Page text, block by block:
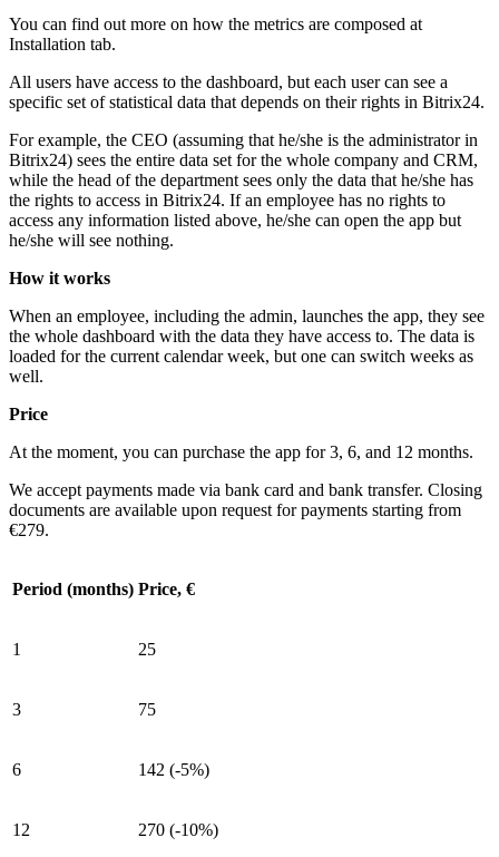
You can find out more on how the metrics are composed at
Installation tab.
All users have access to the dashboard, but each user can see a
specific set of statistical data that depends on their rights in Bitrix24.
For example, the CEO (assuming that he/she is the administrator in
Bitrix24) sees the entire data set for the whole company and CRM,
while the head of the department sees only the data that he/she has
the rights to access in Bitrix24. If an employee has no rights to
access any information listed above, he/she can open the app but
he/she will see nothing.
How it works
When an employee, including the admin, launches the app, they see
the whole dashboard with the data they have access to. The data is
loaded for the current calendar week, but one can switch weeks as
well.
Price
At the moment, you can purchase the app for 3, 6, and 12 months.
We accept payments made via bank card and bank transfer. Closing
documents are available upon request for payments starting from
€279.
Period (months) Price, €
1 25
3 75
6 142 (-5%)
12 270 (-10%)